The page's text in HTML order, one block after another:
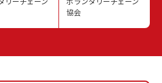
協会